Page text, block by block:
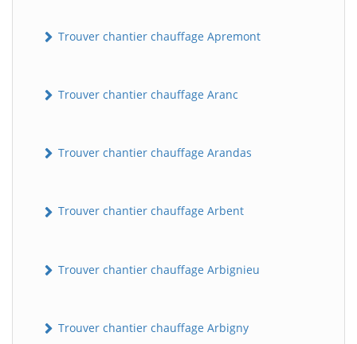
Trouver chantier chauffage Apremont
Trouver chantier chauffage Aranc
Trouver chantier chauffage Arandas
Trouver chantier chauffage Arbent
Trouver chantier chauffage Arbignieu
Trouver chantier chauffage Arbigny